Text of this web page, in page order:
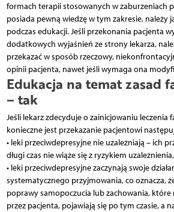
formach terapii stosowanych w zaburzeniach
posiada pewną wiedzę w tym zakresie, należy
podczas edukacji. Jeśli przekonania pacjenta
dodatkowych wyjaśnień ze strony lekarza,
przekazać w sposób rzeczowy,
opinii pacjenta, nawet jeśli wymaga ona
Edukacja na temat zasad
– tak
Jeśli lekarz zdecyduje o zainicjowaniu leczenia
konieczne jest przekazanie pacjentowi
• leki przeciwdepresyjne nie uzależniają – ich
długi czas nie wiąże się z ryzykiem uzależnienia,
• leki przeciwdepresyjne zaczynają swoje
systematycznego przyjmowania, co oznacza,
poprawy samopoczucia lub zachowania,
przez pacjenta, pojawiają się po tym czasie, a